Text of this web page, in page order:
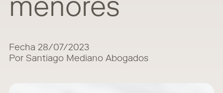
menores
Fecha 28/07/2023
Por Santiago Mediano Abogados